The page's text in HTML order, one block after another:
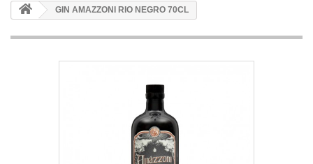
GIN AMAZZONI RIO NEGRO 70CL